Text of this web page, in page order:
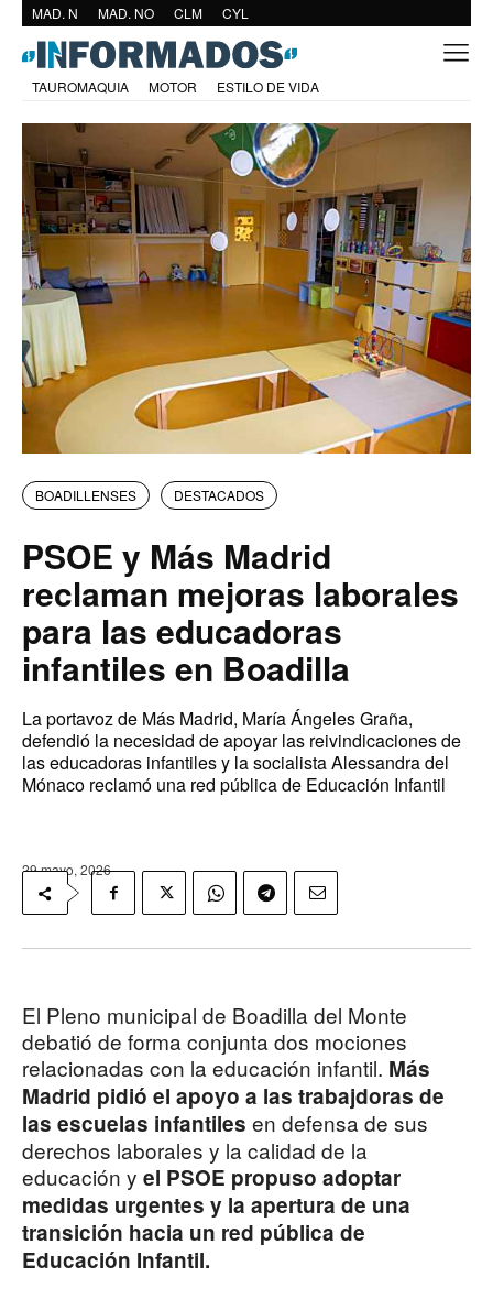
MAD. N MAD. NO CLM CYL
TAUROMAQUIA MOTOR ESTILO DE VIDA
BOADILLENSES DESTACADOS
PSOE y Más Madrid
reclaman mejoras laborales
para las educadoras
infantiles en Boadilla
La portavoz de Más Madrid, María Ángeles Graña,
defendió la necesidad de apoyar las reivindicaciones de
las educadoras infantiles y la socialista Alessandra del
Mónaco reclamó una red pública de Educación Infantil
29 mayo, 2026
El Pleno municipal de Boadilla del Monte
debatió de forma conjunta dos mociones
relacionadas con la educación infantil. Más
Madrid pidió el apoyo a las trabajdoras de
las escuelas infantiles en defensa de sus
derechos laborales y la calidad de la
educación y el PSOE propuso adoptar
medidas urgentes y la apertura de una
transición hacia un red pública de
Educación Infantil.